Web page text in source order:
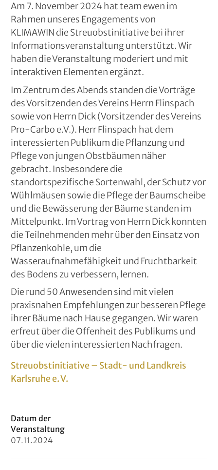
Am 7. November 2024 hat team ewen im
Rahmen unseres Engagements von
KLIMAWIN die Streuobstinitiative bei ihrer
Informationsveranstaltung unterstützt. Wir
haben die Veranstaltung moderiert und mit
interaktiven Elementen ergänzt.
Im Zentrum des Abends standen die Vorträge
des Vorsitzenden des Vereins Herrn Flinspach
sowie von Herrn Dick (Vorsitzender des Vereins
Pro-Carbo e.V.). Herr Flinspach hat dem
interessierten Publikum die Pflanzung und
Pflege von jungen Obstbäumen näher
gebracht. Insbesondere die
standortspezifische Sortenwahl, der Schutz vor
Wühlmäusen sowie die Pflege der Baumscheibe
und die Bewässerung der Bäume standen im
Mittelpunkt. Im Vortrag von Herrn Dick konnten
die Teilnehmenden mehr über den Einsatz von
Pflanzenkohle, um die
Wasseraufnahmefähigkeit und Fruchtbarkeit
des Bodens zu verbessern, lernen.
Die rund 50 Anwesenden sind mit vielen
praxisnahen Empfehlungen zur besseren Pflege
ihrer Bäume nach Hause gegangen. Wir waren
erfreut über die Offenheit des Publikums und
über die vielen interessierten Nachfragen.
Streuobstinitiative – Stadt- und Landkreis
Karlsruhe e. V.
Datum der
Veranstaltung
07.11.2024